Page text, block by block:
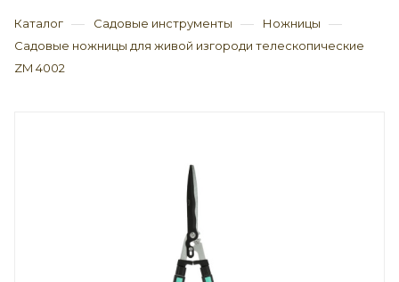
Каталог — Садовые инструменты — Ножницы —
Садовые ножницы для живой изгороди телескопические
ZM 4002